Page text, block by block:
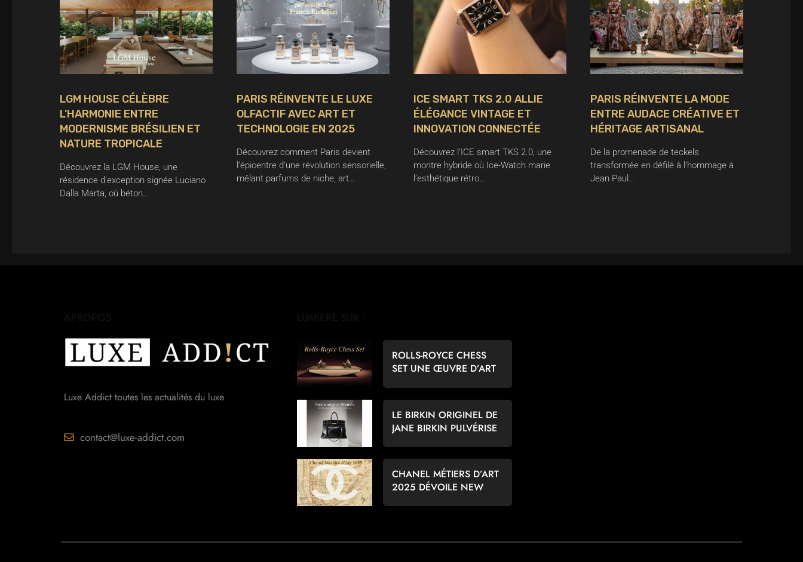
LGM HOUSE CÉLÈBRE
L’HARMONIE ENTRE
MODERNISME BRÉSILIEN ET
NATURE TROPICALE
Découvrez la LGM House, une
résidence d’exception signée Luciano
Dalla Marta, où béton…
PARIS RÉINVENTE LE LUXE
OLFACTIF AVEC ART ET
TECHNOLOGIE EN 2025
Découvrez comment Paris devient
l’épicentre d’une révolution sensorielle,
mêlant parfums de niche, art…
ICE SMART TKS 2.0 ALLIE
ÉLÉGANCE VINTAGE ET
INNOVATION CONNECTÉE
Découvrez l’ICE smart TKS 2.0, une
montre hybride où Ice-Watch marie
l’esthétique rétro…
PARIS RÉINVENTE LA MODE
ENTRE AUDACE CRÉATIVE ET
HÉRITAGE ARTISANAL
De la promenade de teckels
transformée en défilé à l’hommage à
Jean Paul…
Luxe Addict toutes les actualités du luxe
contact@luxe-addict.com
ROLLS-ROYCE CHESS
SET UNE ŒUVRE D’ART
LE BIRKIN ORIGINEL DE
JANE BIRKIN PULVÉRISE
CHANEL MÉTIERS D’ART
2025 DÉVOILE NEW